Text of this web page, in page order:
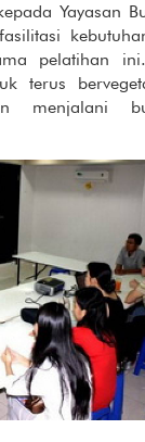
Yayasan
pelatihan
terus
menjalani